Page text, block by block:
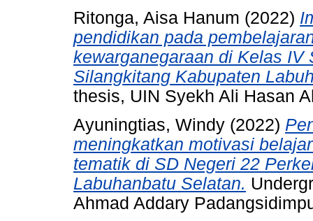
Ritonga, Aisa Hanum (2022)
pendidikan pada
kewarganegaraan di Kelas IV
Silangkitang Kabupaten
thesis, UIN Syekh Ali Hasan
Ayuningtias, Windy (2022)
meningkatkan motivasi
tematik di SD Negeri 22
Labuhanbatu Selatan.
Ahmad Addary